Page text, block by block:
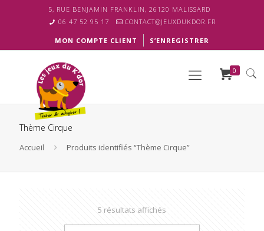
5, RUE BENJAMIN FRANKLIN, 26120 MALISSARD
06 47 52 95 17
CONTACT@JEUXDUKDOR.FR
MON COMPTE CLIENT S’ENREGISTRER
0
Thème Cirque
Accueil Produits identifiés “Thème Cirque”
5 résultats affichés